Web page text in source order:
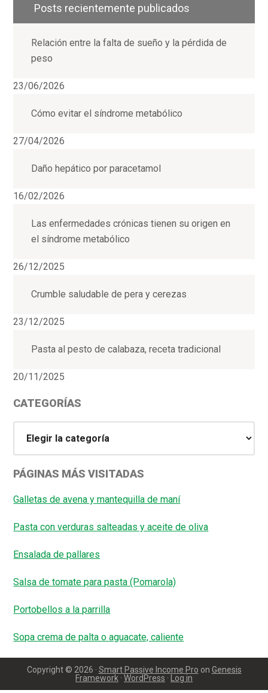
Posts recientemente publicados
Relación entre la falta de sueño y la pérdida de
peso
23/06/2026
Cómo evitar el síndrome metabólico
27/04/2026
Daño hepático por paracetamol
16/02/2026
Las enfermedades crónicas tienen su origen en
el síndrome metabólico
26/12/2025
Crumble saludable de pera y cerezas
23/12/2025
Pasta al pesto de calabaza, receta tradicional
20/11/2025
CATEGORÍAS
PÁGINAS MÁS VISITADAS
Galletas de avena y mantequilla de maní
Pasta con verduras salteadas y aceite de oliva
Ensalada de pallares
Salsa de tomate para pasta (Pomarola)
Portobellos a la parrilla
Sopa crema de palta o aguacate, caliente
Copyright © 2026 · Smart Passive Income Pro on Genesis
Framework · WordPress · Log in